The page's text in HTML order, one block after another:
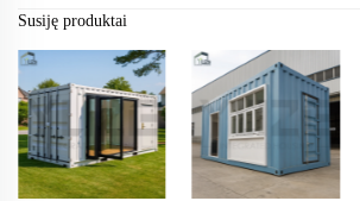
Susiję produktai